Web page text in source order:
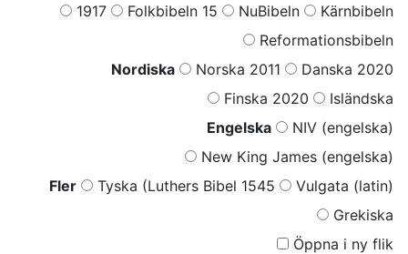
1917
Folkbibeln 15 NuBibeln
Kärnbibeln
Reformationsbibeln
Nordiska
Norska 2011
Danska 2020
Finska 2020
Isländska
Engelska
NIV (engelska)
New King James (engelska)
Fler
Tyska (Luthers Bibel 1545
Vulgata (latin)
Grekiska
Öppna i ny flik